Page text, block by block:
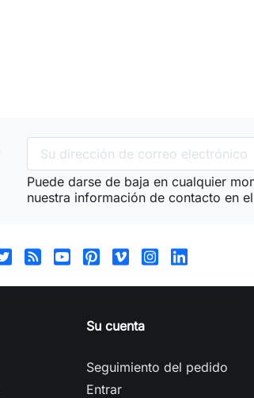
Puede darse de baja en cualquier
nuestra información de contacto en
Su cuenta
Seguimiento del pedido
Entrar